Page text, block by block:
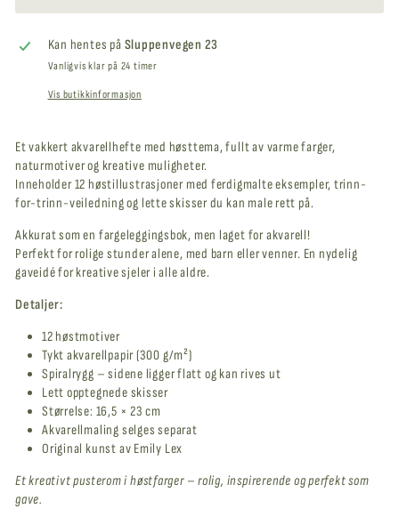
Kan hentes på Sluppenvegen 23
Vanligvis klar på 24 timer
Vis butikkinformasjon
Et vakkert akvarellhefte med høsttema, fullt av varme farger,
naturmotiver og kreative muligheter.
Inneholder 12 høstillustrasjoner med ferdigmalte eksempler, trinn-
for-trinn-veiledning og lette skisser du kan male rett på.
Akkurat som en fargeleggingsbok, men laget for akvarell!
Perfekt for rolige stunder alene, med barn eller venner. En nydelig
gaveidé for kreative sjeler i alle aldre.
Detaljer:
12 høstmotiver
Tykt akvarellpapir (300 g/m²)
Spiralrygg – sidene ligger flatt og kan rives ut
Lett opptegnede skisser
Størrelse: 16,5 × 23 cm
Akvarellmaling selges separat
Original kunst av Emily Lex
Et kreativt pusterom i høstfarger – rolig, inspirerende og perfekt som
gave.